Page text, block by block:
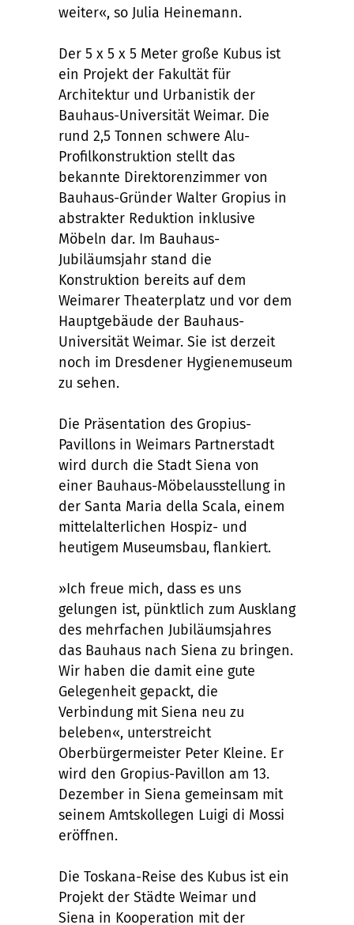
weiter«, so Julia Heinemann.
Der 5 x 5 x 5 Meter große Kubus ist
ein Projekt der Fakultät für
Architektur und Urbanistik der
Bauhaus-Universität Weimar. Die
rund 2,5 Tonnen schwere Alu-
Profilkonstruktion stellt das
bekannte Direktorenzimmer von
Bauhaus-Gründer Walter Gropius in
abstrakter Reduktion inklusive
Möbeln dar. Im Bauhaus-
Jubiläumsjahr stand die
Konstruktion bereits auf dem
Weimarer Theaterplatz und vor dem
Hauptgebäude der Bauhaus-
Universität Weimar. Sie ist derzeit
noch im Dresdener Hygienemuseum
zu sehen.
Die Präsentation des Gropius-
Pavillons in Weimars Partnerstadt
wird durch die Stadt Siena von
einer Bauhaus-Möbelausstellung in
der Santa Maria della Scala, einem
mittelalterlichen Hospiz- und
heutigem Museumsbau, flankiert.
»Ich freue mich, dass es uns
gelungen ist, pünktlich zum Ausklang
des mehrfachen Jubiläumsjahres
das Bauhaus nach Siena zu bringen.
Wir haben die damit eine gute
Gelegenheit gepackt, die
Verbindung mit Siena neu zu
beleben«, unterstreicht
Oberbürgermeister Peter Kleine. Er
wird den Gropius-Pavillon am 13.
Dezember in Siena gemeinsam mit
seinem Amtskollegen Luigi di Mossi
eröffnen.
Die Toskana-Reise des Kubus ist ein
Projekt der Städte Weimar und
Siena in Kooperation mit der